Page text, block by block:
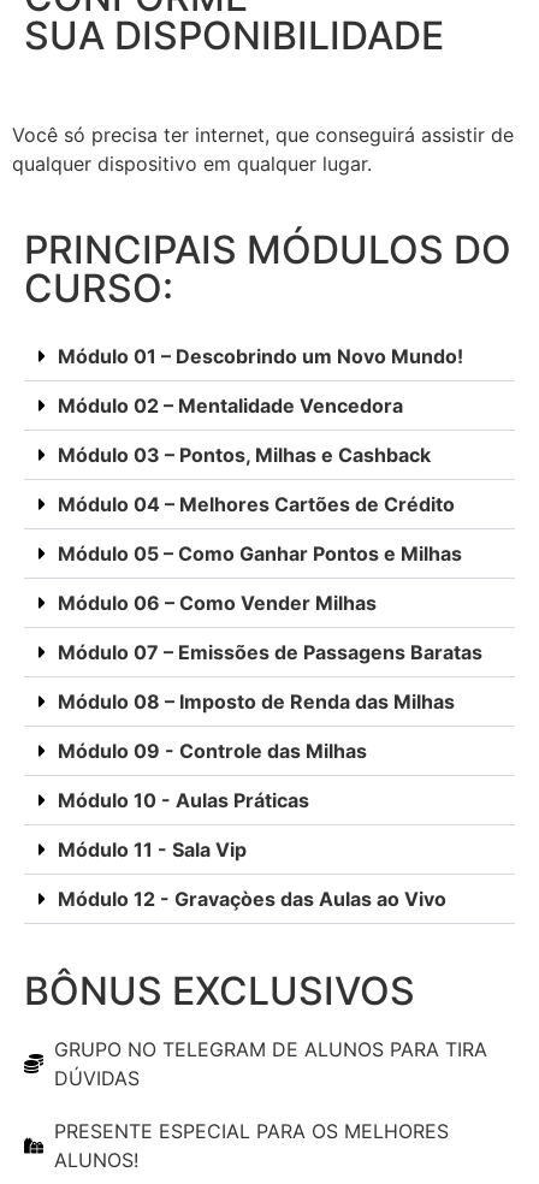
SUA DISPONIBILIDADE
Você só precisa ter internet, que conseguirá assistir de
qualquer dispositivo em qualquer lugar.
PRINCIPAIS MÓDULOS DO
CURSO:
Módulo 01 – Descobrindo um Novo Mundo!
Módulo 02 – Mentalidade Vencedora
Módulo 03 – Pontos, Milhas e Cashback
Módulo 04 – Melhores Cartões de Crédito
Módulo 05 – Como Ganhar Pontos e Milhas
Módulo 06 – Como Vender Milhas
Módulo 07 – Emissões de Passagens Baratas
Módulo 08 – Imposto de Renda das Milhas
Módulo 09 - Controle das Milhas
Módulo 10 - Aulas Práticas
Módulo 11 - Sala Vip
Módulo 12 - Gravaçòes das Aulas ao Vivo
BÔNUS EXCLUSIVOS
GRUPO NO TELEGRAM DE ALUNOS PARA TIRA
DÚVIDAS
PRESENTE ESPECIAL PARA OS MELHORES
ALUNOS!